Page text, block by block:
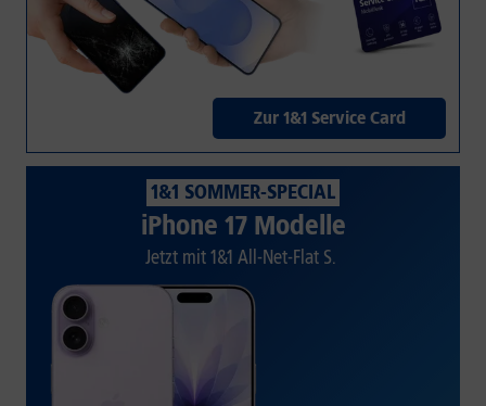
Zur 1&1 Service Card
1&1 SOMMER-SPECIAL
iPhone 17 Modelle
Jetzt mit 1&1 All-Net-Flat S.